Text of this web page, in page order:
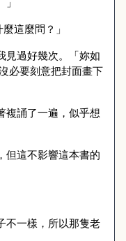
這麼問？」
見過好幾次。「妳如
必要刻意把封面畫下
複誦了一遍，似乎想
但這不影響這本書的
不一樣，所以那隻老